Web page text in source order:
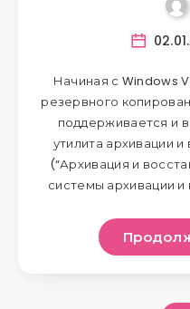
Начиная с Windows
резервного
поддерживается и
утилита архивации
(“Архивация и
системы архивации и